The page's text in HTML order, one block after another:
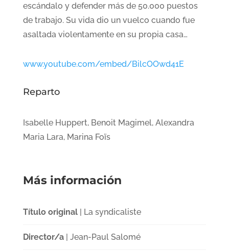
escándalo y defender más de 50.000 puestos
de trabajo. Su vida dio un vuelco cuando fue
asaltada violentamente en su propia casa…
www.youtube.com/embed/BilcOOwd41E
Reparto
Isabelle Huppert, Benoit Magimel, Alexandra
Maria Lara, Marina Foïs
Más información
Título original| La syndicaliste
Director/a| Jean-Paul Salomé